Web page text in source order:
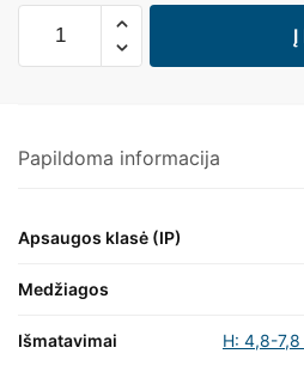
Į
Papildoma informacija
Apsaugos klasė (IP)
Medžiagos
Išmatavimai
H: 4,8-